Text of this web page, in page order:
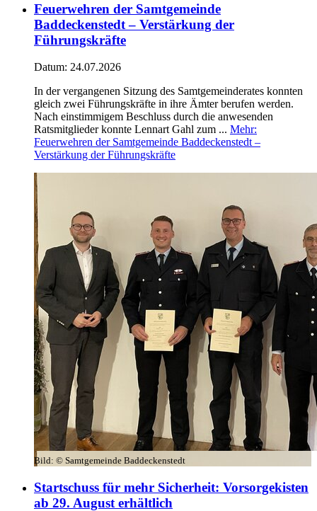
Feuerwehren der Samtgemeinde
Baddeckenstedt – Verstärkung der
Führungskräfte
Datum: 24.07.2026
In der vergangenen Sitzung des Samtgemeinderates konnten
gleich zwei Führungskräfte in ihre Ämter berufen werden.
Nach einstimmigem Beschluss durch die anwesenden
Ratsmitglieder konnte Lennart Gahl zum ... Mehr:
Feuerwehren der Samtgemeinde Baddeckenstedt –
Verstärkung der Führungskräfte
Bild: © Samtgemeinde Baddeckenstedt
Startschuss für mehr Sicherheit: Vorsorgekisten
ab 29. August erhältlich